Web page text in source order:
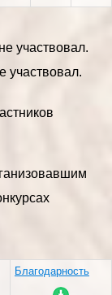
участвовал.
участвовал.
Благодарность